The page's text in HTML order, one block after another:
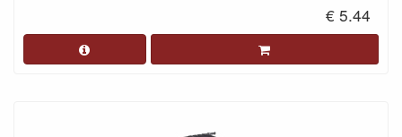
€ 5.44